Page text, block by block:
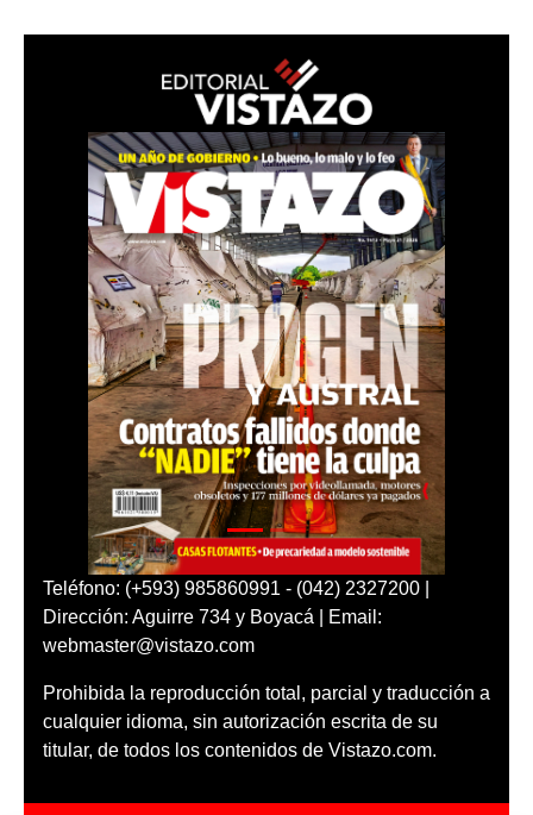
Teléfono: (+593) 985860991 - (042) 2327200 |
Dirección: Aguirre 734 y Boyacá | Email:
webmaster@vistazo.com
Prohibida la reproducción total, parcial y traducción a
cualquier idioma, sin autorización escrita de su
titular, de todos los contenidos de Vistazo.com.